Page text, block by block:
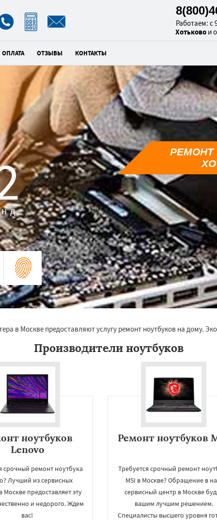
Работаем: с
Хотьково и
ОПЛАТА ОТЗЫВЫ КОНТАКТЫ
РЕМОНТ
в Москве предоставляют услугу ремонт ноутбуков на дому.
Производители ноутбуков
ноутбуков
Lenovo
срочный ремонт ноутбука
Лучший из сервисных
Москве предоставляет эту
и недорого. Ждем
вас!
Ремонт ноутбуков
Требуется срочный ремонт
MSI в Москве? Обращение в
сервисный центр в Москве
вашим лучшим решением.
Специалисты высшего уровня